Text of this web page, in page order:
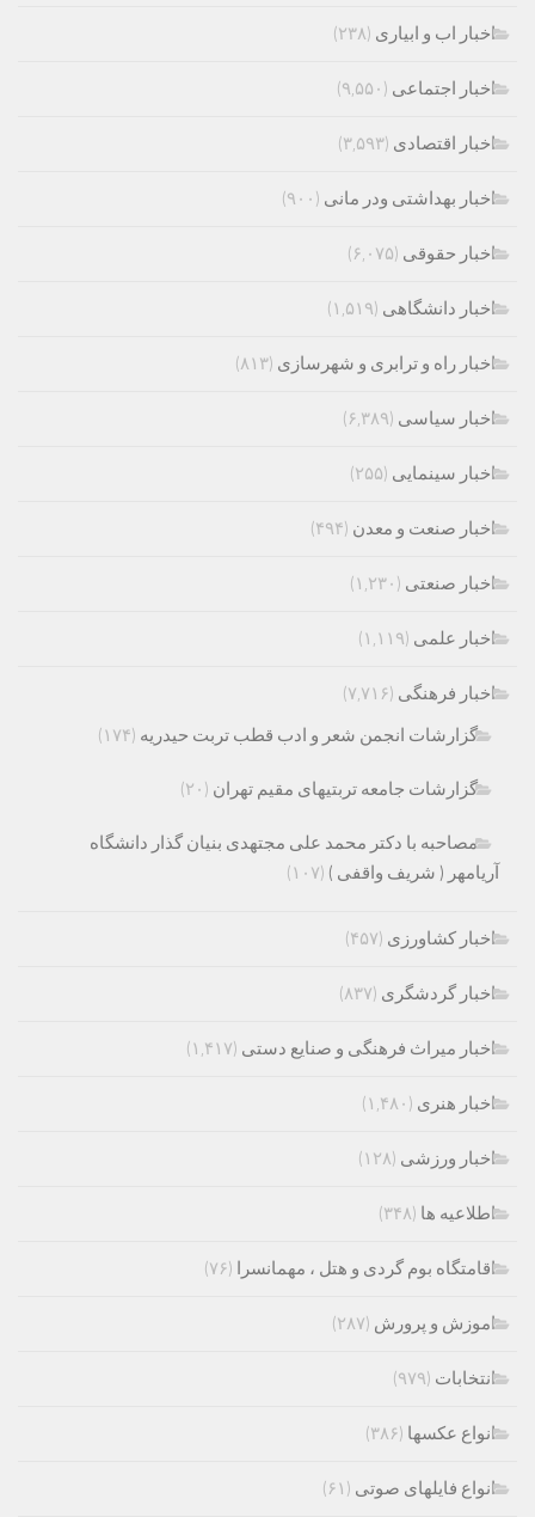
اخبار اب و ابیاری (۲۳۸)
اخبار اجتماعی (۹,۵۵۰)
اخبار اقتصادی (۳,۵۹۳)
اخبار بهداشتی ودر مانی (۹۰۰)
اخبار حقوقی (۶,۰۷۵)
اخبار دانشگاهی (۱,۵۱۹)
اخبار راه و ترابری و شهرسازی (۸۱۳)
اخبار سیاسی (۶,۳۸۹)
اخبار سینمایی (۲۵۵)
اخبار صنعت و معدن (۴۹۴)
اخبار صنعتی (۱,۲۳۰)
اخبار علمی (۱,۱۱۹)
اخبار فرهنگی (۷,۷۱۶)
گزارشات انجمن شعر و ادب قطب تربت حیدریه (۱۷۴)
گزارشات جامعه تربتیهای مقیم تهران (۲۰)
مصاحبه با دکتر محمد علی مجتهدی بنیان گذار دانشگاه
آریامهر ( شریف واقفی ) (۱۰۷)
اخبار کشاورزی (۴۵۷)
اخبار گردشگری (۸۳۷)
اخبار میراث فرهنگی و صنایع دستی (۱,۴۱۷)
اخبار هنری (۱,۴۸۰)
اخبار ورزشی (۱۲۸)
اطلاعیه ها (۳۴۸)
اقامتگاه بوم گردی و هتل ، مهمانسرا (۷۶)
اموزش و پرورش (۲۸۷)
انتخابات (۹۷۹)
انواع عکسها (۳۸۶)
انواع فایلهای صوتی (۶۱)